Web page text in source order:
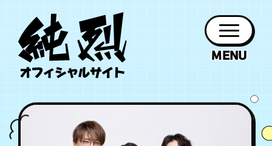
お知らせ
PROFILE DISCOGRAPHY
クラブ
会員登録 ログイン